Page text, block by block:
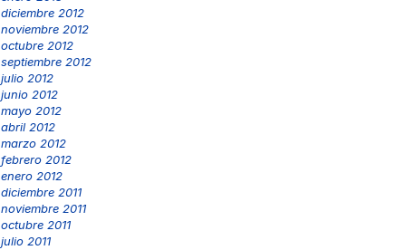
diciembre 2012
noviembre 2012
octubre 2012
septiembre 2012
julio 2012
junio 2012
mayo 2012
abril 2012
marzo 2012
febrero 2012
enero 2012
diciembre 2011
noviembre 2011
octubre 2011
julio 2011